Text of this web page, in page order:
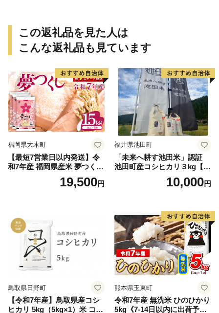
この返礼品を見た人は
こんな返礼品も見ています
福岡県大木町
【最短7営業日以内発送】令
和7年産 福岡県産米 夢つくし
15kg 精米 ※北海道・沖縄・
19,500円
福井県池田町
「未来へ耕す池田米」認証
池田町産コシヒカリ３kg【お
1人様につき３セットまで】
10,000円
鳥取県日野町
【令和7年産】鳥取県産コシ
ヒカリ 5kg（5kg×1）米 コシ
熊本県玉東町
令和7年産 無洗米 ひのひかり
5kg《7-14日以内に出荷予定